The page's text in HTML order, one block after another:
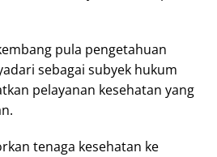
pula pengetahuan
sebagai subyek hukum
pelayanan kesehatan yang
tenaga kesehatan ke